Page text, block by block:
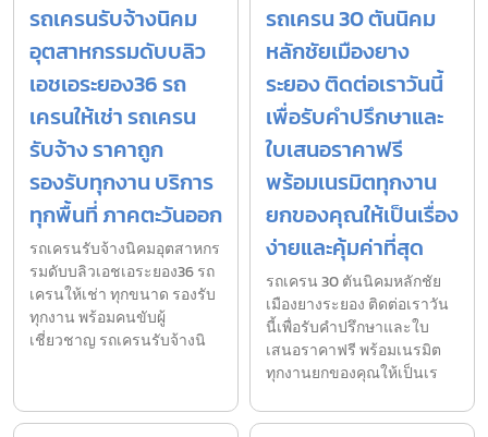
รถเครนรับจ้างนิคม
อุตสาหกรรมดับบลิว
เอชเอระยอง36 รถ
เครนให้เช่า รถเครน
รับจ้าง ราคาถูก
รองรับทุกงาน บริการ
ทุกพื้นที่ ภาคตะวันออก
รถเครนรับจ้างนิคมอุตสาหกร
รมดับบลิวเอชเอระยอง36 รถ
เครนให้เช่า ทุกขนาด รองรับ
ทุกงาน พร้อมคนขับผู้
เชี่ยวชาญ รถเครนรับจ้างนิ
รถเครน 30 ตันนิคม
หลักชัยเมืองยาง
ระยอง ติดต่อเราวันนี้
เพื่อรับคำปรึกษาและ
ใบเสนอราคาฟรี
พร้อมเนรมิตทุกงาน
ยกของคุณให้เป็นเรื่อง
ง่ายและคุ้มค่าที่สุด
รถเครน 30 ตันนิคมหลักชัย
เมืองยางระยอง ติดต่อเราวัน
นี้เพื่อรับคำปรึกษาและใบ
เสนอราคาฟรี พร้อมเนรมิต
ทุกงานยกของคุณให้เป็นเร